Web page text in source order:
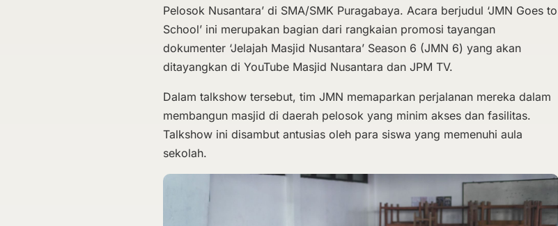
Pelosok Nusantara’ di SMA/SMK Puragabaya. Acara berjudul ‘JMN Goes to
School’ ini merupakan bagian dari rangkaian promosi tayangan
dokumenter ‘Jelajah Masjid Nusantara’ Season 6 (JMN 6) yang akan
ditayangkan di YouTube Masjid Nusantara dan JPM TV.
Dalam talkshow tersebut, tim JMN memaparkan perjalanan mereka dalam
membangun masjid di daerah pelosok yang minim akses dan fasilitas.
Talkshow ini disambut antusias oleh para siswa yang memenuhi aula
sekolah.